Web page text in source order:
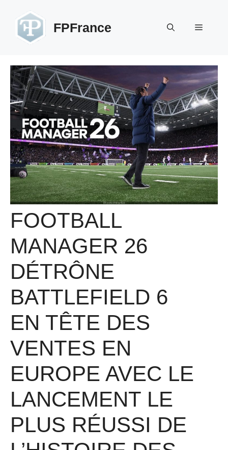
contenu
FPFrance Menu
FOOTBALL
MANAGER 26
DÉTRÔNE
BATTLEFIELD 6
EN TÊTE DES
VENTES EN
EUROPE AVEC LE
LANCEMENT LE
PLUS RÉUSSI DE